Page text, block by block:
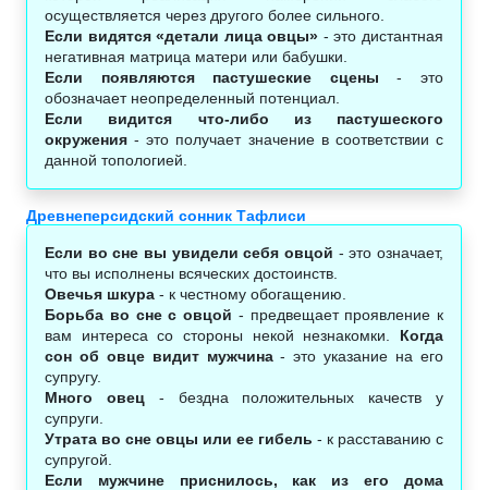
осуществляется через другого более сильного.
Если видятся «детали лица овцы» - это дистантная
негативная матрица матери или бабушки.
Если появляются пастушеские сцены - это
обозначает неопределенный потенциал.
Если видится что-либо из пастушеского
окружения - это получает значение в соответствии с
данной топологией.
Древнеперсидский сонник Тафлиси
Если во сне вы увидели себя овцой - это означает,
что вы исполнены всяческих достоинств.
Овечья шкура - к честному обогащению.
Борьба во сне с овцой - предвещает проявление к
вам интереса со стороны некой незнакомки. Когда
сон об овце видит мужчина- это указание на его
супругу.
Много овец- бездна положительных качеств у
супруги.
Утрата во сне овцы или ее гибель - к расставанию с
супругой.
Если мужчине приснилось, как из его дома